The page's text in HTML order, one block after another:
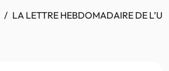
LA LETTRE HEBDOMADAIRE DE